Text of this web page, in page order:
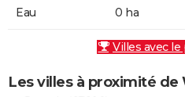
Eau 0 ha
Villes avec
Les villes à proximité